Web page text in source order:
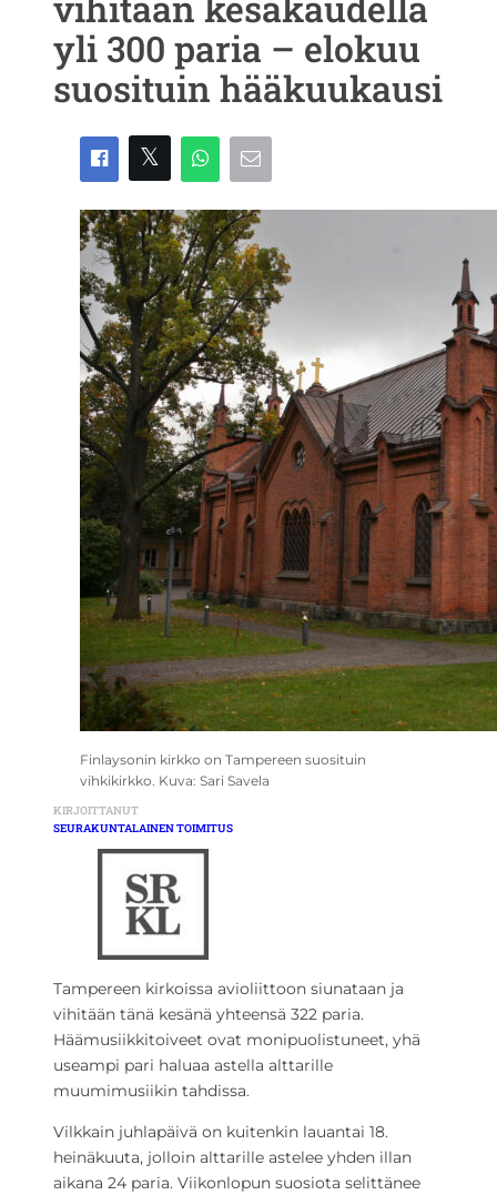
yli 300 paria – elokuu
suosituin hääkuukausi
Finlaysonin kirkko on Tampereen suosituin
vihkikirkko. Kuva: Sari Savela
KIRJOITTANUT
SEURAKUNTALAINEN TOIMITUS
Tampereen kirkoissa avioliittoon siunataan ja
vihitään tänä kesänä yhteensä 322 paria.
Häämusiikkitoiveet ovat monipuolistuneet, yhä
useampi pari haluaa astella alttarille
muumimusiikin tahdissa.
Vilkkain juhlapäivä on kuitenkin lauantai 18.
heinäkuuta, jolloin alttarille astelee yhden illan
aikana 24 paria. Viikonlopun suosiota selittänee